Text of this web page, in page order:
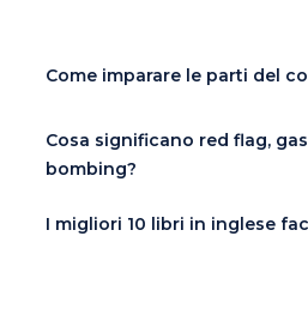
Come imparare le parti del
Cosa significano red flag,
bombing?
I migliori 10 libri in inglese